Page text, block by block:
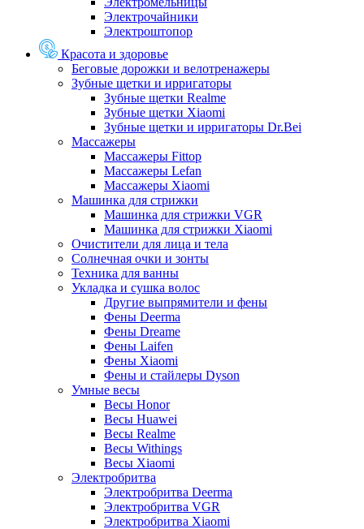
Электрочайники
Электроштопор
Красота и здоровье
Беговые дорожки и велотренажеры
Зубные щетки и ирригаторы
Зубные щетки Realme
Зубные щетки Xiaomi
Зубные щетки и ирригаторы Dr.Bei
Массажеры
Массажеры Fittop
Массажеры Lefan
Массажеры Xiaomi
Машинка для стрижки
Машинка для стрижки VGR
Машинка для стрижки Xiaomi
Очистители для лица и тела
Солнечная очки и зонты
Техника для ванны
Укладка и сушка волос
Другие выпрямители и фены
Фены Deerma
Фены Dreame
Фены Laifen
Фены Xiaomi
Фены и стайлеры Dyson
Умные весы
Весы Honor
Весы Huawei
Весы Realme
Весы Withings
Весы Xiaomi
Электробритва
Электробритва Deerma
Электробритва VGR
Электробритва Xiaomi